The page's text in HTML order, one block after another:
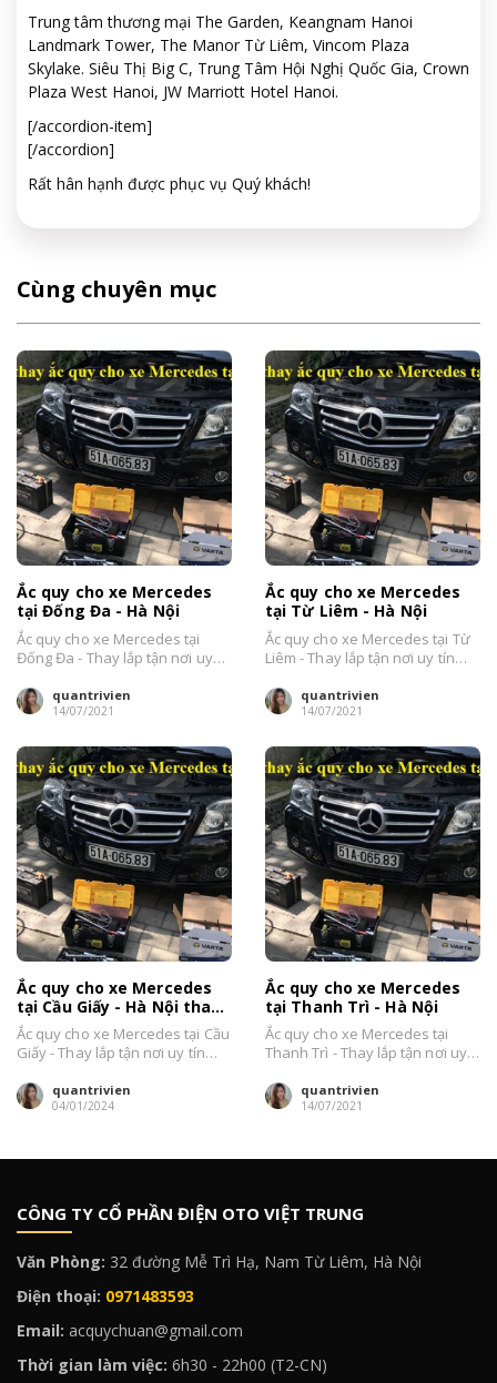
Trung tâm thương mại The Garden, Keangnam Hanoi
Landmark Tower, The Manor Từ Liêm, Vincom Plaza
Skylake. Siêu Thị Big C, Trung Tâm Hội Nghị Quốc Gia, Crown
Plaza West Hanoi, JW Marriott Hotel Hanoi.
[/accordion-item]
[/accordion]
Rất hân hạnh được phục vụ Quý khách!
Cùng chuyên mục
Ắc quy cho xe Mercedes
tại Đống Đa - Hà Nội
Ắc quy cho xe Mercedes tại
Đống Đa - Thay lắp tận nơi uy
quantrivien
14/07/2021
Ắc quy cho xe Mercedes
tại Từ Liêm - Hà Nội
Ắc quy cho xe Mercedes tại Từ
Liêm - Thay lắp tận nơi uy tín
quantrivien
14/07/2021
Ắc quy cho xe Mercedes
tại Cầu Giấy - Hà Nội thay
tận nơi giá tốt
Ắc quy cho xe Mercedes tại Cầu
Giấy - Thay lắp tận nơi uy tín
quantrivien
04/01/2024
Ắc quy cho xe Mercedes
tại Thanh Trì - Hà Nội
Ắc quy cho xe Mercedes tại
Thanh Trì - Thay lắp tận nơi uy
quantrivien
14/07/2021
CÔNG TY CỔ PHẦN ĐIỆN OTO VIỆT TRUNG
Văn Phòng: 32 đường Mễ Trì Hạ, Nam Từ Liêm, Hà Nội
Điện thoại: 0971483593
Email: acquychuan@gmail.com
Thời gian làm việc: 6h30 - 22h00 (T2-CN)